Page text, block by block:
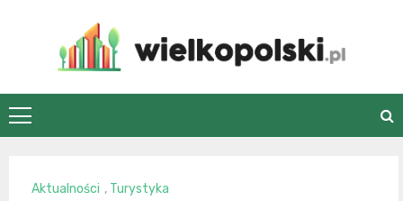
wielkopolski.pl
Aktualności , Turystyka